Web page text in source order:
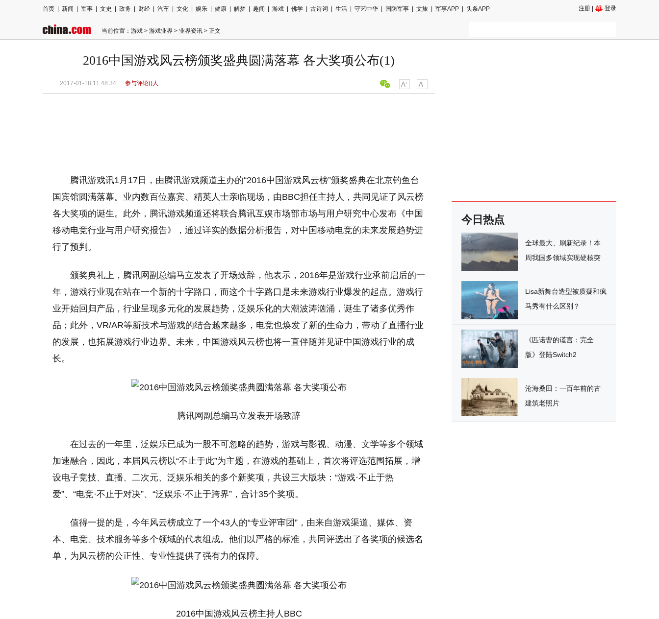
首页 新闻 军事 文史 政务 财经 汽车 文化 娱乐 健康 解梦 趣闻 游戏 佛学 古诗词 生活 守艺中华 国防军事 文旅 军事APP 头条APP 注册 登录
当前位置： 游戏 > 游戏业界 > 业界资讯 > 正文
2016中国游戏风云榜颁奖盛典圆满落幕 各大奖项公布(1)
2017-01-18 11:48:34 参与评论()人
腾讯游戏讯1月17日，由腾讯游戏频道主办的“2016中国游戏风云榜”颁奖盛典在北京钓鱼台
国宾馆圆满落幕。业内数百位嘉宾、精英人士亲临现场，由BBC担任主持人，共同见证了风云榜
各大奖项的诞生。此外，腾讯游戏频道还将联合腾讯互娱市场部市场与用户研究中心发布《中国
移动电竞行业与用户研究报告》，通过详实的数据分析报告，对中国移动电竞的未来发展趋势进
行了预判。
颁奖典礼上，腾讯网副总编马立发表了开场致辞，他表示，2016年是游戏行业承前启后的一
年，游戏行业现在站在一个新的十字路口，而这个十字路口是未来游戏行业爆发的起点。游戏行
业开始回归产品，行业呈现多元化的发展趋势，泛娱乐化的大潮波涛汹涌，诞生了诸多优秀作
品；此外，VR/AR等新技术与游戏的结合越来越多，电竞也焕发了新的生命力，带动了直播行业
的发展，也拓展游戏行业边界。未来，中国游戏风云榜也将一直伴随并见证中国游戏行业的成
长。
腾讯网副总编马立发表开场致辞
在过去的一年里，泛娱乐已成为一股不可忽略的趋势，游戏与影视、动漫、文学等多个领域
加速融合，因此，本届风云榜以“不止于此”为主题，在游戏的基础上，首次将评选范围拓展，增
设电子竞技、直播、二次元、泛娱乐相关的多个新奖项，共设三大版块：“游戏·不止于热
爱”、“电竞·不止于对决”、“泛娱乐·不止于跨界”，合计35个奖项。
值得一提的是，今年风云榜成立了一个43人的“专业评审团”，由来自游戏渠道、媒体、资
本、电竞、技术服务等多个领域的代表组成。他们以严格的标准，共同评选出了各奖项的候选名
单，为风云榜的公正性、专业性提供了强有力的保障。
2016中国游戏风云榜主持人BBC
今日热点
全球最大、刷新纪录！本
周我国多领域实现硬核突
Lisa新舞台造型被质疑和疯
马秀有什么区别？
《匹诺曹的谎言：完全
版》登陆Switch2
沧海桑田：一百年前的古
建筑老照片